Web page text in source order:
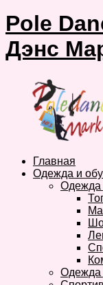
Pole
Дэнс
Главная
Одежда и
Одежда
Одежда